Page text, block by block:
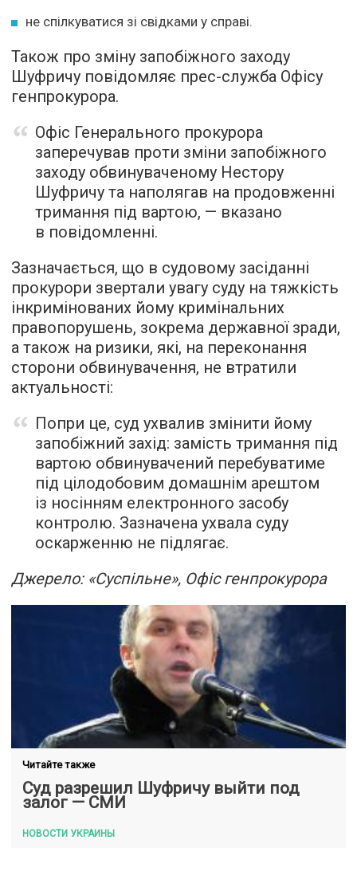
не спілкуватися зі свідками у справі.
Також про зміну запобіжного заходу
Шуфричу повідомляє прес-служба Офісу
генпрокурора.
Офіс Генерального прокурора
заперечував проти зміни запобіжного
заходу обвинуваченому Нестору
Шуфричу та наполягав на продовженні
тримання під вартою, — вказано
в повідомленні.
Зазначається, що в судовому засіданні
прокурори звертали увагу суду на тяжкість
інкримінованих йому кримінальних
правопорушень, зокрема державної зради,
а також на ризики, які, на переконання
сторони обвинувачення, не втратили
актуальності:
Попри це, суд ухвалив змінити йому
запобіжний захід: замість тримання під
вартою обвинувачений перебуватиме
під цілодобовим домашнім арештом
із носінням електронного засобу
контролю. Зазначена ухвала суду
оскарженню не підлягає.
Джерело: «Суспільне», Офіс генпрокурора
Читайте также
Суд разрешил Шуфричу выйти под
залог — СМИ
НОВОСТИ УКРАИНЫ